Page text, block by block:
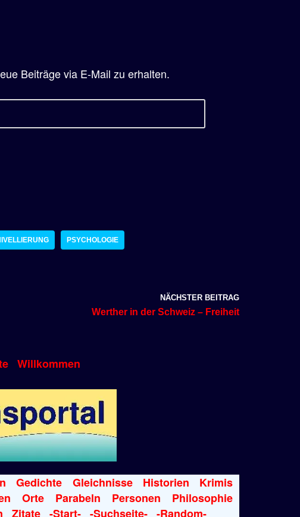
Beiträge via E-Mail zu erhalten.
PSYCHOLOGIE
NÄCHSTER BEITRAG
Werther in der Schweiz – Freiheit
Willkommen
Gedichte Gleichnisse Historien
Krimis
Orte Parabeln Personen
Philosophie
Zitate -Start- -Suchseite- -Random-